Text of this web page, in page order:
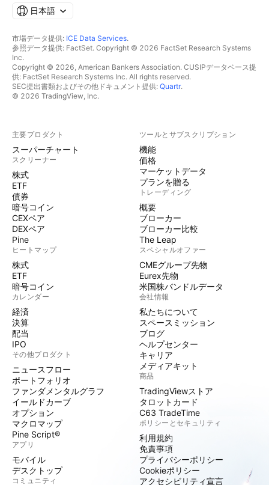
日本語
市場データ提供: ICE Data Services.
参照データ提供: FactSet. Copyright © 2026 FactSet Research Systems
Inc.
Copyright © 2026, American Bankers Association. CUSIPデータベース提
供: FactSet Research Systems Inc. All rights reserved.
SEC提出書類およびその他ドキュメント提供: Quartr.
© 2026 TradingView, Inc.
主要プロダクト
スーパーチャート
スクリーナー
株式
ETF
債券
暗号コイン
CEXペア
DEXペア
Pine
ヒートマップ
株式
ETF
暗号コイン
カレンダー
経済
決算
配当
IPO
その他プロダクト
ニュースフロー
ポートフォリオ
ファンダメンタルグラフ
イールドカーブ
オプション
マクロマップ
Pine Script®
アプリ
モバイル
デスクトップ
コミュニティ
ツールとサブスクリプション
機能
価格
マーケットデータ
プランを贈る
トレーディング
概要
ブローカー
ブローカー比較
The Leap
スペシャルオファー
CMEグループ先物
Eurex先物
米国株バンドルデータ
会社情報
私たちについて
スペースミッション
ブログ
ヘルプセンター
キャリア
メディアキット
商品
TradingViewストア
タロットカード
C63 TradeTime
ポリシーとセキュリティ
利用規約
免責事項
プライバシーポリシー
Cookieポリシー
アクセシビリティ宣言